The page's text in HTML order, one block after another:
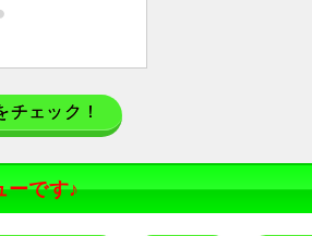
チェック！
ーです♪